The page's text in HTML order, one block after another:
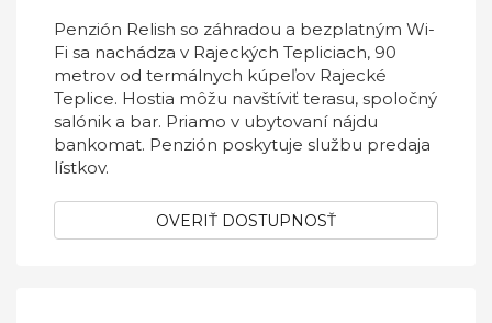
Penzión Relish so záhradou a bezplatným Wi-
Fi sa nachádza v Rajeckých Tepliciach, 90
metrov od termálnych kúpeľov Rajecké
Teplice. Hostia môžu navštíviť terasu, spoločný
salónik a bar. Priamo v ubytovaní nájdu
bankomat. Penzión poskytuje službu predaja
lístkov.
OVERIŤ DOSTUPNOSŤ